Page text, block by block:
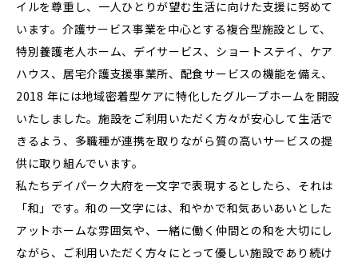
イルを尊重し、一人ひとりが望む生活に向けた支援に努めて
います。介護サービス事業を中心とする複合型施設として、
特別養護老人ホーム、デイサービス、ショートステイ、ケア
ハウス、居宅介護支援事業所、配食サービスの機能を備え、
2018 年には地域密着型ケアに特化したグループホームを開設
いたしました。施設をご利用いただく方々が安心して生活で
きるよう、多職種が連携を取りながら質の高いサービスの提
供に取り組んでいます。
私たちデイパーク大府を一文字で表現するとしたら、それは
「和」です。和の一文字には、和やかで和気あいあいとした
アットホームな雰囲気や、一緒に働く仲間との和を大切にし
ながら、ご利用いただく方々にとって優しい施設であり続け